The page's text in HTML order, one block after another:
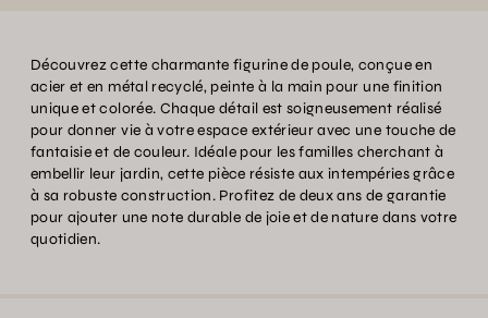
Découvrez cette charmante figurine de poule, conçue en
acier et en métal recyclé, peinte à la main pour une finition
unique et colorée. Chaque détail est soigneusement réalisé
pour donner vie à votre espace extérieur avec une touche de
fantaisie et de couleur. Idéale pour les familles cherchant à
embellir leur jardin, cette pièce résiste aux intempéries grâce
à sa robuste construction. Profitez de deux ans de garantie
pour ajouter une note durable de joie et de nature dans votre
quotidien.